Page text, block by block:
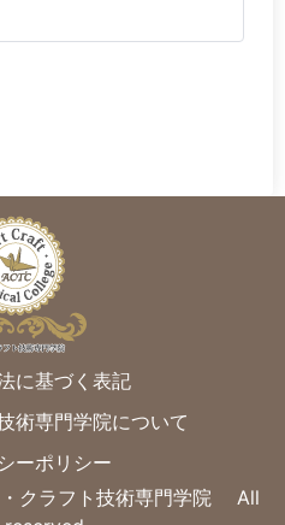
に基づく表記
術専門学院について
ーポリシー
クラフト技術専門学院 All